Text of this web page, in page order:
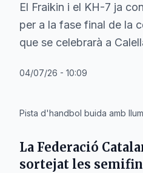
El Fraikin i el KH-7 ja
per a la fase final de la
que se celebrarà a
04/07/26 - 10:09
Pista d'handbol buida amb
La Federació
sortejat les